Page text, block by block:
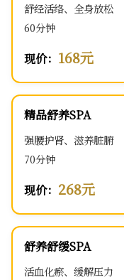
舒经活络、全身放松
60分钟
现价： 168元
精品舒养SPA
强腰护肾、滋养脏腑
70分钟
现价： 268元
舒养舒缓SPA
活血化瘀、缓解压力